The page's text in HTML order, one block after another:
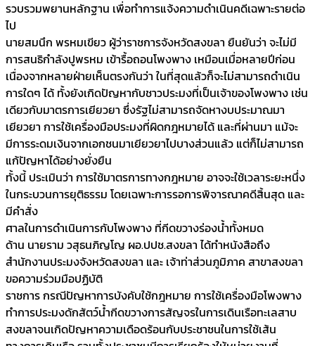
รวบรวมพยานหลักฐาน เพื่อทำการแจ้งความดำเนินคดีเฉพาะรายต่อ
ไป
นายสมนึก พรหมเขียว ผู้ว่าราชการจังหวัดสงขลา ยืนยันว่า จะไม่มี
การสนธิกำลังปูพรหม เข้ารื้อถอนโพงพาง เหมือนเมื่อหลายปีก่อน
เนื่องจากหลายฝ่ายเห็นตรงกันว่า ในที่สุดแล้วก็จะไม่สามารถดำเนิน
การใดๆ ได้ ทั้งยังเกิดปัญหากับชาวประมงที่เป็นเจ้าของโพงพาง เช่น
เดียวกับมาตรการเยียวยา ซึ่งรัฐไม่สามารถจัดหางบประมาณมา
เยียวยา การใช้เครื่องมือประมงที่ผิดกฎหมายได้ และที่ผ่านมา แม้จะ
มีการระดมเงินจากเอกชนมาเยียวยาไปบางส่วนแล้ว แต่ก็ไม่สามารถ
แก้ปัญหาได้อย่างยั่งยืน
ทั้งนี้ ประเมินว่า การใช้มาตรการทางกฎหมาย อาจจะใช้เวลาระยะหนึ่ง
ในกระบวนการยุติธรรม โดยเฉพาะการรอการพิจารณาคดีสิ้นสุด และ
มีคำสั่ง
ศาลในการดำเนินการกับโพงพาง ที่กีดขวางร่องน้ำทั้งหมด
ด้าน นายราม วสุธนภิญโญ ผอ.ปปช.สงขลา ได้ทำหนังสือถึง
สำนักงานประมงจังหวัดสงขลา และ เจ้าท่าส่วนภูมิภาค สาขาสงขลา
ขอความร่วมมือปฏิบัติ
ราชการ กรณีปัญหาการบังคับใช้กฎหมาย การใช้เครื่องมือโพงพาง
ทำการประมงดักสัตว์น้ำกีดขวางการสัญจรในการเดินเรือทะเลสาบ
สงขลาจนเกิดปัญหาความเดือดร้อนกับประชาชนในการใช้เส้น